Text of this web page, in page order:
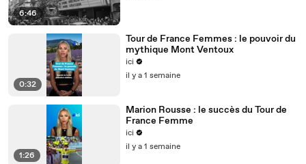
6:46
0:32
Tour de France Femmes : le pouvoir du
mythique Mont Ventoux
ici
il y a 1 semaine
1:26
Marion Rousse : le succès du Tour de
France Femme
ici
il y a 1 semaine